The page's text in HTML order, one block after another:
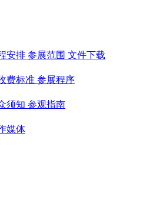
安排 参展范围 文件下载
费标准 参展程序
须知 参观指南
媒体